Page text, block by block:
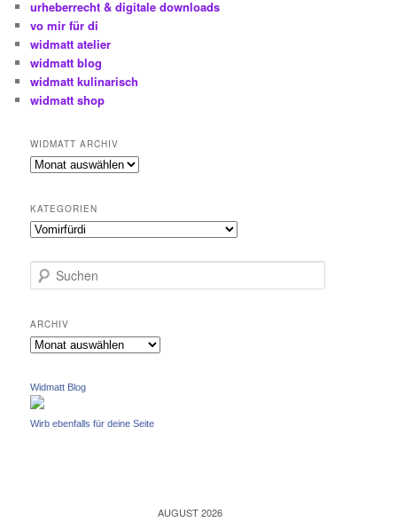
urheberrecht & digitale downloads
vo mir für di
widmatt atelier
widmatt blog
widmatt kulinarisch
widmatt shop
WIDMATT ARCHIV
widmatt
KATEGORIEN
Kategorien
u
h
e
n
ARCHIV
Archiv
Widmatt Blog
Wirb ebenfalls für deine Seite
AUGUST 2026